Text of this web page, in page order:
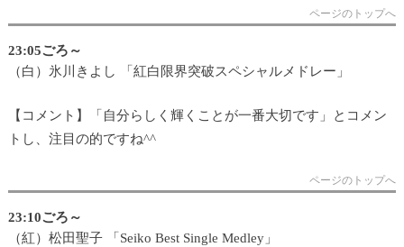
ページのトップへ
23:05ごろ～
（白）氷川きよし 「紅白限界突破スペシャルメドレー」
【コメント】「自分らしく輝くことが一番大切です」とコメン
トし、注目の的ですね^^
ページのトップへ
23:10ごろ～
（紅）松田聖子 「Seiko Best Single Medley」